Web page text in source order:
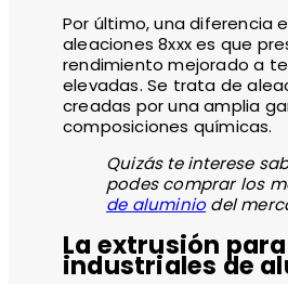
Por último, una diferencia
aleaciones 8xxx es que
rendimiento mejorado a
elevadas. Se trata de
creadas por una amplia
composiciones químicas.
Quizás te interese
podes comprar los
de aluminiodel
La extrusión
industriales de